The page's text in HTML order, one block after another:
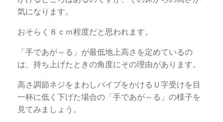
気になります。
おそらく８ｃｍ程度だと思われます。
「手であが～る」が最低地上高さを定めているの
は、持ち上げたときの角度にその理由があります。
高さ調節ネジをまわしパイプをかけるＵ字受けを目
一杯に低く下げた場合の「手であが～る」の様子を
見てみましょう。